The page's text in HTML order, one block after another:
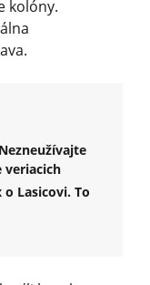
kolóny.
veriacich
Lasicovi. To